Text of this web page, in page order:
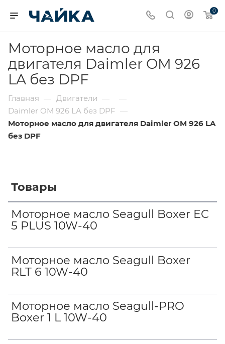
0
Моторное масло для
двигателя Daimler OM 926
LA без DPF
Главная — Двигатели —
—
Daimler OM 926 LA без DPF —
Моторное масло для двигателя Daimler OM 926 LA
без DPF
Товары
Моторное масло Seagull Boxer EC
5 PLUS 10W-40
Моторное масло Seagull Boxer
RLT 6 10W-40
Моторное масло Seagull-PRO
Boxer 1 L 10W-40